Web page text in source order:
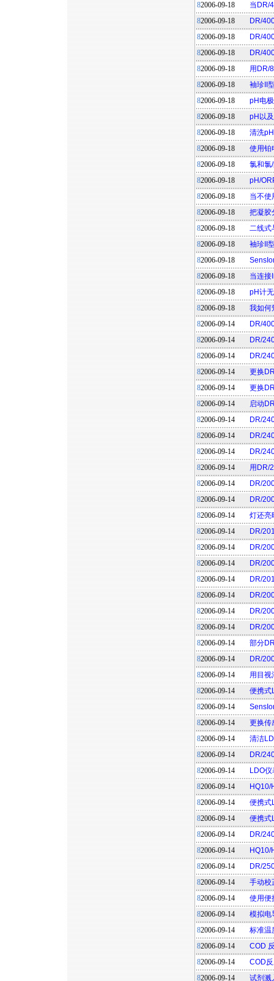
82006-09-18
当DR/
82006-09-18
DR/
82006-09-18
DR/
82006-09-18
DR/
82006-09-18
用DR/
82006-09-18
袖珍II
82006-09-18
pH电
82006-09-18
pH以
82006-09-18
清洗
82006-09-18
使用铂
82006-09-18
氯和氯
82006-09-18
pH/
82006-09-18
当不使
82006-09-18
把凝胶
82006-09-18
二线式
82006-09-18
袖珍II
82006-09-18
82006-09-18
当连接
82006-09-18
pH计
82006-09-18
我如何
82006-09-14
DR/
82006-09-14
DR/
82006-09-14
DR/
82006-09-14
更换
82006-09-14
更换
82006-09-14
启动
82006-09-14
DR/
82006-09-14
DR/
82006-09-14
DR/
82006-09-14
用DR/
82006-09-14
DR/
82006-09-14
DR/
82006-09-14
灯还亮
82006-09-14
DR/
82006-09-14
DR/
82006-09-14
DR/
82006-09-14
DR/
82006-09-14
DR/
82006-09-14
DR/
82006-09-14
DR/
82006-09-14
部分
82006-09-14
DR/
82006-09-14
用目
82006-09-14
便携式
82006-09-14
82006-09-14
更换传
82006-09-14
清洁
82006-09-14
DR/
82006-09-14
LDO
82006-09-14
HQ10/
82006-09-14
便携式
82006-09-14
便携式
82006-09-14
DR/
82006-09-14
HQ10/
82006-09-14
DR/
82006-09-14
手动校
82006-09-14
使用便
82006-09-14
模拟电
82006-09-14
标准温
82006-09-14
COD
82006-09-14
COD
82006-09-14 试剂溅